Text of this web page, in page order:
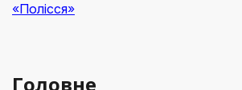
«Полісся»
Головне